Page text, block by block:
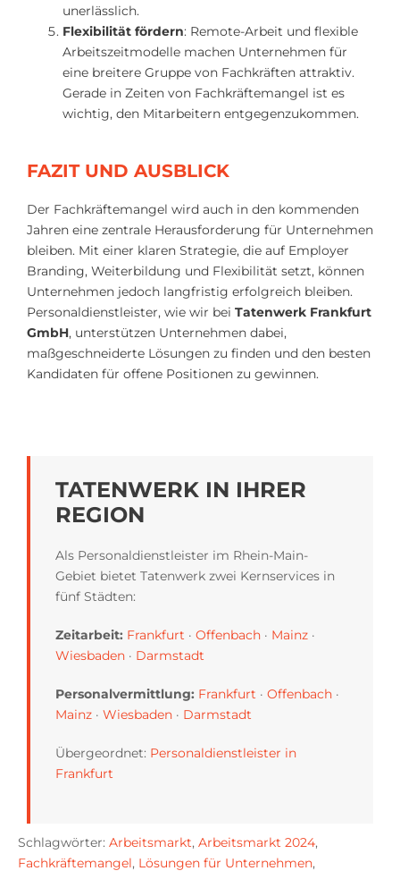
unerlässlich.
Flexibilität fördern: Remote-Arbeit und flexible
Arbeitszeitmodelle machen Unternehmen für
eine breitere Gruppe von Fachkräften attraktiv.
Gerade in Zeiten von Fachkräftemangel ist es
wichtig, den Mitarbeitern entgegenzukommen.
FAZIT UND AUSBLICK
Der Fachkräftemangel wird auch in den kommenden
Jahren eine zentrale Herausforderung für Unternehmen
bleiben. Mit einer klaren Strategie, die auf Employer
Branding, Weiterbildung und Flexibilität setzt, können
Unternehmen jedoch langfristig erfolgreich bleiben.
Personaldienstleister, wie wir bei Tatenwerk Frankfurt
GmbH, unterstützen Unternehmen dabei,
maßgeschneiderte Lösungen zu finden und den besten
Kandidaten für offene Positionen zu gewinnen.
TATENWERK IN IHRER
REGION
Als Personaldienstleister im Rhein-Main-
Gebiet bietet Tatenwerk zwei Kernservices in
fünf Städten:
Zeitarbeit: Frankfurt · Offenbach · Mainz ·
Wiesbaden · Darmstadt
Personalvermittlung: Frankfurt · Offenbach ·
Mainz · Wiesbaden · Darmstadt
Übergeordnet: Personaldienstleister in
Frankfurt
Schlagwörter: Arbeitsmarkt, Arbeitsmarkt 2024,
Fachkräftemangel, Lösungen für Unternehmen,